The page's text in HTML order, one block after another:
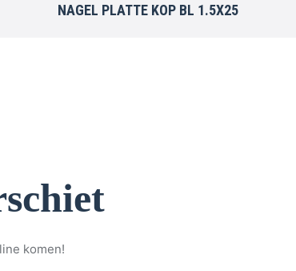
NAGEL PLATTE KOP BL 1.5X25
komen!